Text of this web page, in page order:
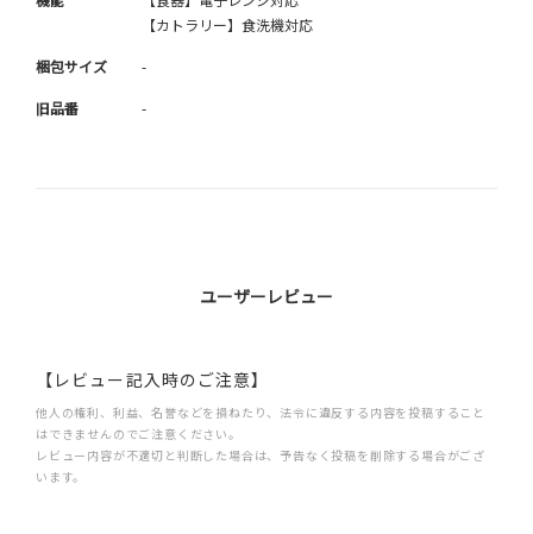
【カトラリー】食洗機対応
梱包サイズ -
旧品番 -
ユーザーレビュー
【レビュー記入時のご注意】
他人の権利、利益、名誉などを損ねたり、法令に違反する内容を投稿すること
はできませんのでご注意ください。
レビュー内容が不適切と判断した場合は、予告なく投稿を削除する場合がござ
います。